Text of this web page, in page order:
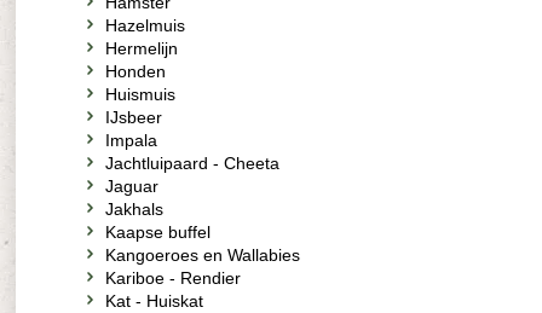
Hazelmuis
Hermelijn
Honden
Huismuis
IJsbeer
Impala
Jachtluipaard - Cheeta
Jaguar
Jakhals
Kaapse buffel
Kangoeroes en Wallabies
Kariboe - Rendier
Kat - Huiskat